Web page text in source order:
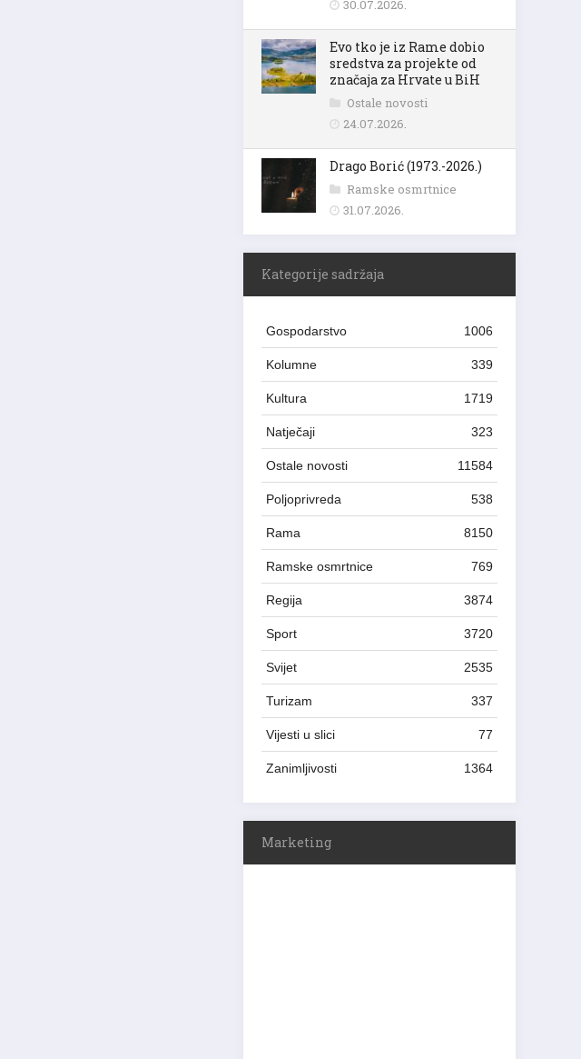
30.07.2026.
Evo tko je iz Rame dobio
sredstva za projekte od
značaja za Hrvate u BiH
Ostale novosti
24.07.2026.
Drago Borić (1973.-2026.)
Ramske osmrtnice
31.07.2026.
Kategorije sadržaja
Gospodarstvo 1006
Kolumne 339
Kultura 1719
Natječaji 323
Ostale novosti 11584
Poljoprivreda 538
Rama 8150
Ramske osmrtnice 769
Regija 3874
Sport 3720
Svijet 2535
Turizam 337
Vijesti u slici 77
Zanimljivosti 1364
Marketing